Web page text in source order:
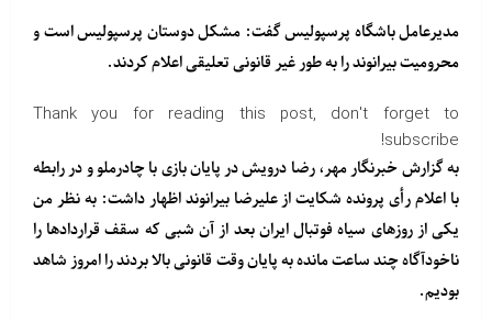
مدیرعامل باشگاه پرسپولیس گفت: مشکل دوستان پرسپولیس است و
محرومیت بیرانوند را به طور غیر قانونی تعلیقی اعلام کردند.
Thank you for reading this post, don't forget to
subscribe!
به گزارش خبرنگار مهر، رضا درویش در پایان بازی با چادرملو و در رابطه
با اعلام رأی پرونده شکایت از علیرضا بیرانوند اظهار داشت: به نظر من
یکی از روزهای سیاه فوتبال ایران بعد از آن شبی که سقف قراردادها را
ناخودآگاه چند ساعت مانده به پایان وقت قانونی بالا بردند را امروز شاهد
بودیم.